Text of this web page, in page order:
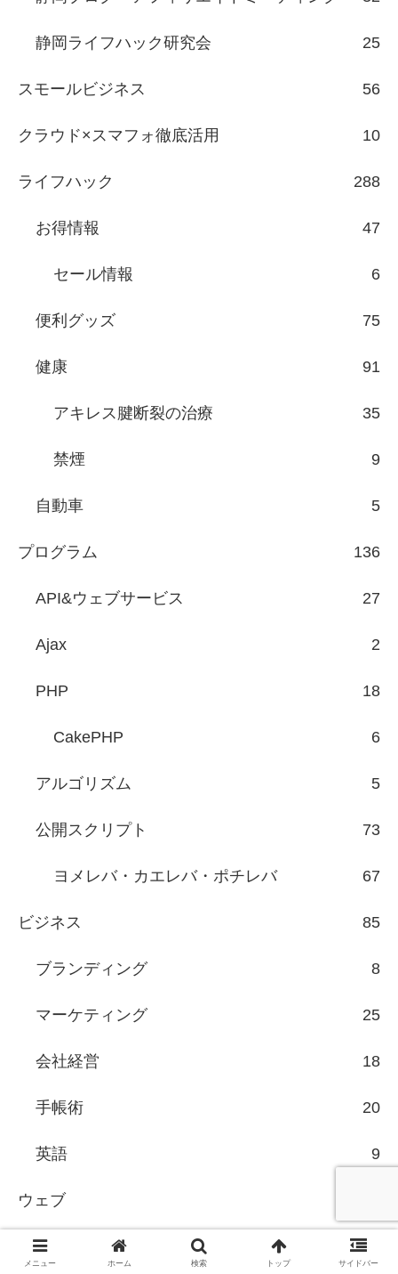
静岡ライフハック研究会 25
スモールビジネス 56
クラウド×スマフォ徹底活用 10
ライフハック 288
お得情報 47
セール情報 6
便利グッズ 75
健康 91
アキレス腱断裂の治療 35
禁煙 9
自動車 5
プログラム 136
API&ウェブサービス 27
Ajax 2
PHP 18
CakePHP 6
アルゴリズム 5
公開スクリプト 73
ヨメレバ・カエレバ・ポチレバ 67
ビジネス 85
ブランディング 8
マーケティング 25
会社経営 18
手帳術 20
英語 9
ウェブ
SEO 60
メニュー ホーム 検索 トップ サイドバー